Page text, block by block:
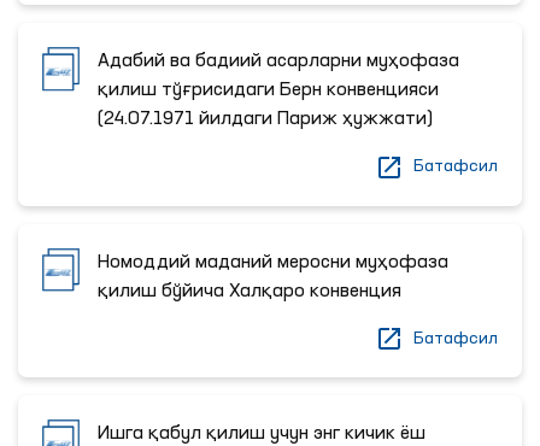
Адабий ва бадиий асарларни муҳофаза
қилиш тўғрисидаги Берн конвенцияси
(24.07.1971 йилдаги Париж ҳужжати)
Батафсил
Номоддий маданий меросни муҳофаза
қилиш бўйича Халқаро конвенция
Батафсил
Ишга қабул қилиш учун энг кичик ёш